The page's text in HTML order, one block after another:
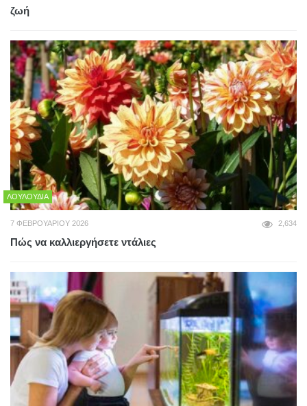
ζωή
ΛΟΥΛΟΎΔΙΑ
7 ΦΕΒΡΟΥΑΡΊΟΥ 2026 2,634
Πώς να καλλιεργήσετε ντάλιες